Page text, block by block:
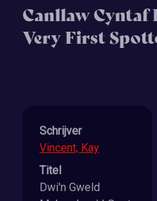
Canllaw Cyntaf
Very First
Schrijver
Vincent, Kay
Titel
Dwi'n Gweld